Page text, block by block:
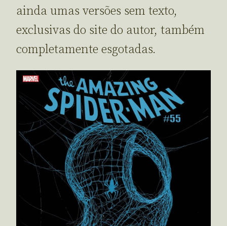
ainda umas versões sem texto,
exclusivas do site do autor, também
completamente esgotadas.